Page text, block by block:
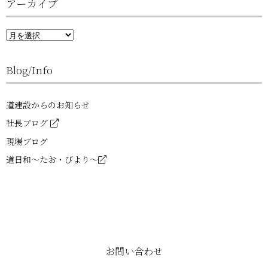
アーカイブ
ア
ー
ブ
Blog/Info
道建設からのお知らせ
社長ブログ
現場ブログ
道日和～たお・びより～
お問い合わせ